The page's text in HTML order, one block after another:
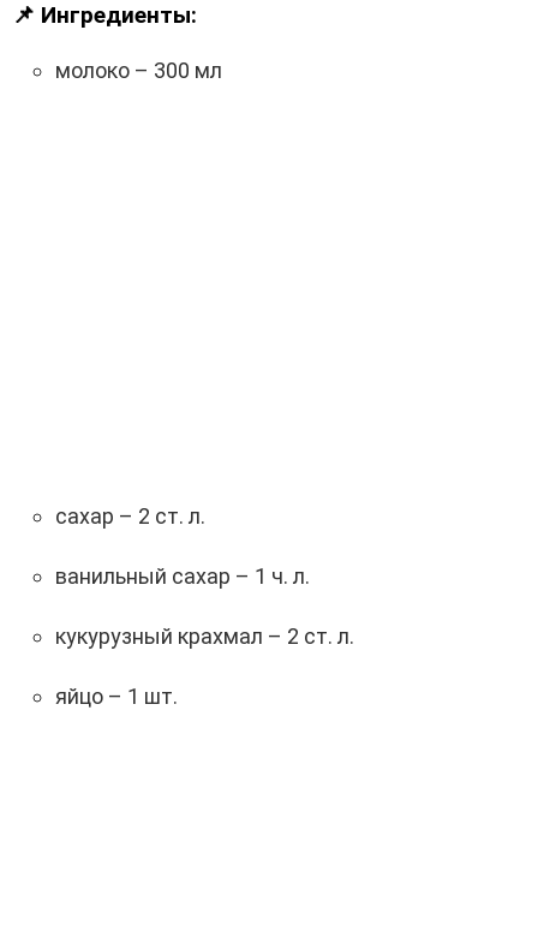
📌 Ингредиенты:
молоко – 300 мл
сахар – 2 ст. л.
ванильный сахар – 1 ч. л.
кукурузный крахмал – 2 ст. л.
яйцо – 1 шт.